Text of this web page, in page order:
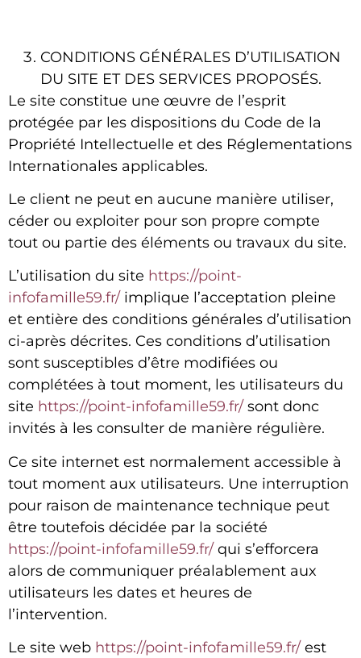
CONDITIONS GÉNÉRALES D’UTILISATION
DU SITE ET DES SERVICES PROPOSÉS.
Le site constitue une œuvre de l’esprit
protégée par les dispositions du Code de la
Propriété Intellectuelle et des Réglementations
Internationales applicables.
Le client ne peut en aucune manière utiliser,
céder ou exploiter pour son propre compte
tout ou partie des éléments ou travaux du site.
L’utilisation du site https://point-
infofamille59.fr/ implique l’acceptation pleine
et entière des conditions générales d’utilisation
ci-après décrites. Ces conditions d’utilisation
sont susceptibles d’être modifiées ou
complétées à tout moment, les utilisateurs du
site https://point-infofamille59.fr/ sont donc
invités à les consulter de manière régulière.
Ce site internet est normalement accessible à
tout moment aux utilisateurs. Une interruption
pour raison de maintenance technique peut
être toutefois décidée par la société
https://point-infofamille59.fr/qui s’efforcera
alors de communiquer préalablement aux
utilisateurs les dates et heures de
l’intervention.
Le site web https://point-infofamille59.fr/ est